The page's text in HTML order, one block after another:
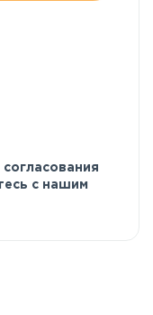
с нашим